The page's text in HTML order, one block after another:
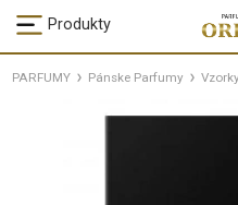
Produkty
PARFUMY Pánske Parfumy